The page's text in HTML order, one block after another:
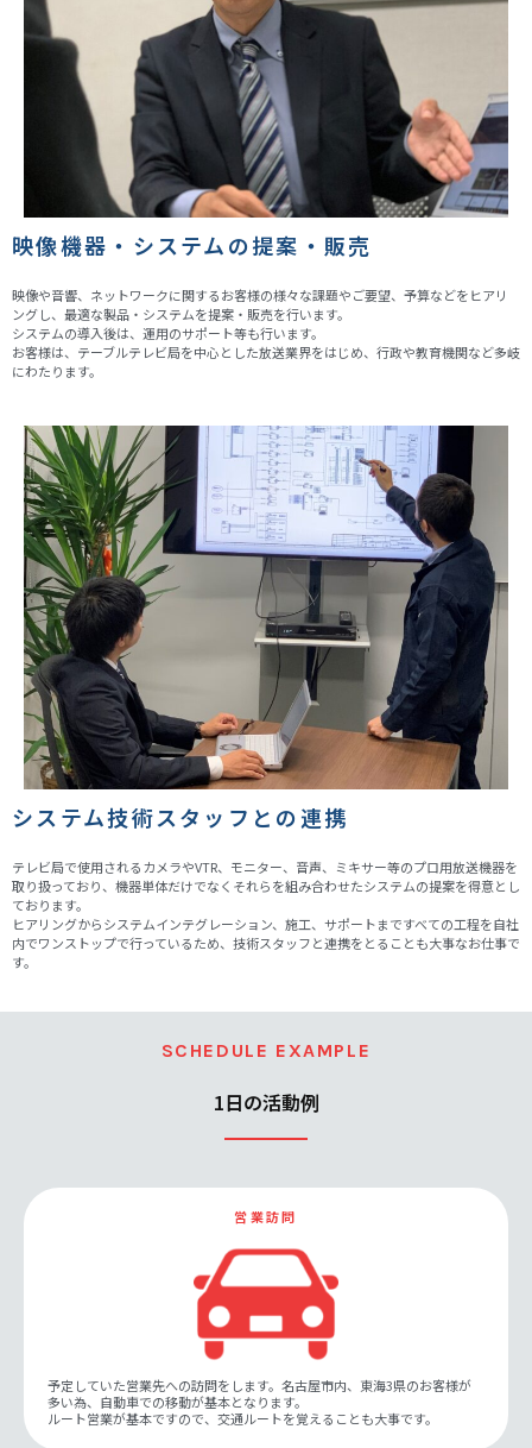
映像機器・システムの提案・販売
映像や音響、ネットワークに関するお客様の様々な課題やご要望、予算などをヒアリ
ングし、最適な製品・システムを提案・販売を行います。
システムの導入後は、運用のサポート等も行います。
お客様は、テーブルテレビ局を中心とした放送業界をはじめ、行政や教育機関など多岐
にわたります。
システム技術スタッフとの連携
テレビ局で使用されるカメラやVTR、モニター、音声、ミキサー等のプロ用放送機器を
取り扱っており、機器単体だけでなくそれらを組み合わせたシステムの提案を得意とし
ております。
ヒアリングからシステムインテグレーション、施工、サポートまですべての工程を自社
内でワンストップで行っているため、技術スタッフと連携をとることも大事なお仕事で
す。
SCHEDULE EXAMPLE
1日の活動例
営業訪問
予定していた営業先への訪問をします。名古屋市内、東海3県のお客様が
多い為、自動車での移動が基本となります。
ルート営業が基本ですので、交通ルートを覚えることも大事です。